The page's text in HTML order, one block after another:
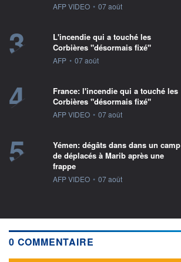
information fournie par
AFP VIDEO • 07 août
3
L'incendie qui a touché les
Corbières "désormais fixé"
information fournie par
AFP • 07 août
4
France: l'incendie qui a touché les
Corbières "désormais fixé"
information fournie par
AFP VIDEO • 07 août
5
Yémen: dégâts dans dans un camp
de déplacés à Marib après une
frappe
information fournie par
AFP VIDEO • 07 août
0 COMMENTAIRE